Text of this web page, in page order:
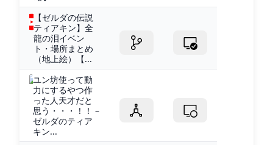
【ゼルダの伝説
ティアキン】全
龍の泪イベン
ト・場所まとめ
（地上絵）【...
ユン坊使って動
力にするやつ作
った人天才だと
思う・・・！！ –
ゼルダのティア
キン...